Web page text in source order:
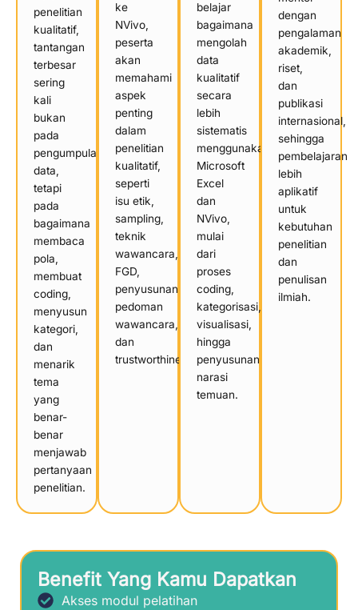
penelitian
kualitatif,
tantangan
terbesar
sering
kali
bukan
pada
pengumpulan
data,
tetapi
pada
bagaimana
membaca
pola,
membuat
coding,
menyusun
kategori,
dan
menarik
tema
yang
benar-
benar
menjawab
pertanyaan
penelitian.
ke
NVivo,
peserta
akan
memahami
aspek
penting
dalam
penelitian
kualitatif,
seperti
isu etik,
sampling,
teknik
wawancara,
FGD,
penyusunan
pedoman
wawancara,
dan
trustworthiness.
belajar
bagaimana
mengolah
data
kualitatif
secara
lebih
sistematis
menggunakan
Microsoft
Excel
dan
NVivo,
mulai
dari
proses
coding,
kategorisasi,
visualisasi,
hingga
penyusunan
narasi
temuan.
dengan
pengalaman
akademik,
riset,
dan
publikasi
internasional,
sehingga
pembelajaran
lebih
aplikatif
untuk
kebutuhan
penelitian
dan
penulisan
ilmiah.
Benefit Yang Kamu Dapatkan
Akses modul pelatihan